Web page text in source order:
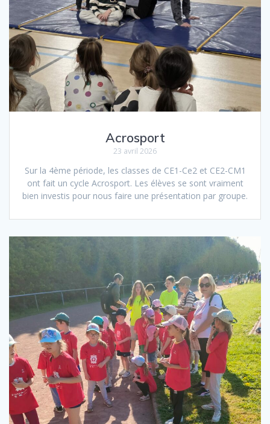
Acrosport
23 avril 2026
Sur la 4ème période, les classes de CE1-Ce2 et CE2-CM1
ont fait un cycle Acrosport. Les élèves se sont vraiment
bien investis pour nous faire une présentation par groupe.